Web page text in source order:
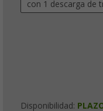
con 1 descarga de
Disponibilidad: